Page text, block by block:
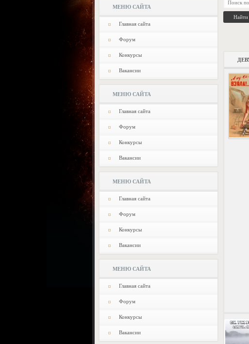
МЕНЮ САЙТА
Главная сайта
Форум
Конкурсы
Вакансии
МЕНЮ САЙТА
Главная сайта
Форум
Конкурсы
Вакансии
МЕНЮ САЙТА
Главная сайта
Форум
Конкурсы
Вакансии
МЕНЮ САЙТА
Главная сайта
Форум
Конкурсы
Вакансии